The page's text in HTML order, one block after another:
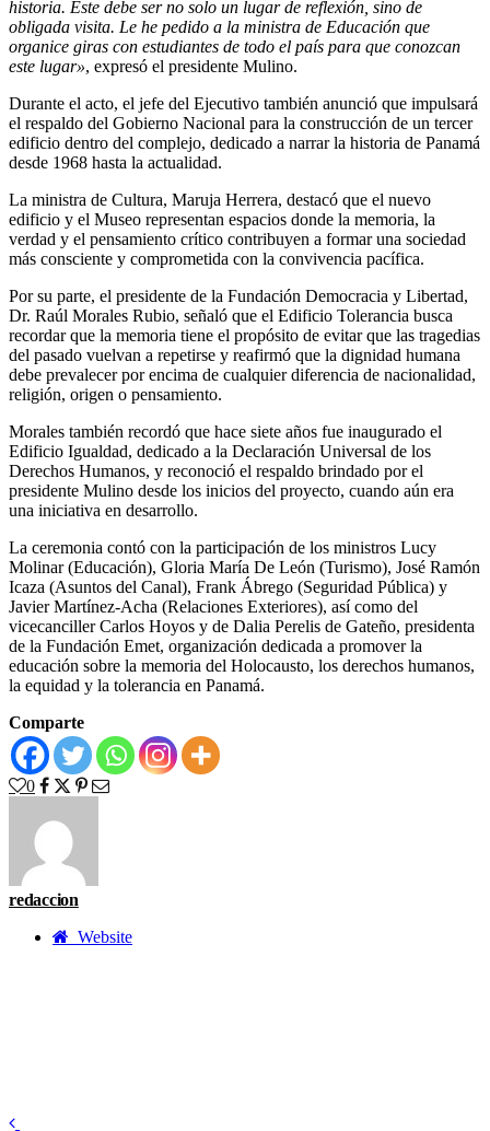
historia. Este debe ser no solo un lugar de reflexión, sino de
obligada visita. Le he pedido a la ministra de Educación que
organice giras con estudiantes de todo el país para que conozcan
este lugar», expresó el presidente Mulino.
Durante el acto, el jefe del Ejecutivo también anunció que impulsará
el respaldo del Gobierno Nacional para la construcción de un tercer
edificio dentro del complejo, dedicado a narrar la historia de Panamá
desde 1968 hasta la actualidad.
La ministra de Cultura, Maruja Herrera, destacó que el nuevo
edificio y el Museo representan espacios donde la memoria, la
verdad y el pensamiento crítico contribuyen a formar una sociedad
más consciente y comprometida con la convivencia pacífica.
Por su parte, el presidente de la Fundación Democracia y Libertad,
Dr. Raúl Morales Rubio, señaló que el Edificio Tolerancia busca
recordar que la memoria tiene el propósito de evitar que las tragedias
del pasado vuelvan a repetirse y reafirmó que la dignidad humana
debe prevalecer por encima de cualquier diferencia de nacionalidad,
religión, origen o pensamiento.
Morales también recordó que hace siete años fue inaugurado el
Edificio Igualdad, dedicado a la Declaración Universal de los
Derechos Humanos, y reconoció el respaldo brindado por el
presidente Mulino desde los inicios del proyecto, cuando aún era
una iniciativa en desarrollo.
La ceremonia contó con la participación de los ministros Lucy
Molinar (Educación), Gloria María De León (Turismo), José Ramón
Icaza (Asuntos del Canal), Frank Ábrego (Seguridad Pública) y
Javier Martínez-Acha (Relaciones Exteriores), así como del
vicecanciller Carlos Hoyos y de Dalia Perelis de Gateño, presidenta
de la Fundación Emet, organización dedicada a promover la
educación sobre la memoria del Holocausto, los derechos humanos,
la equidad y la tolerancia en Panamá.
Comparte
0
redaccion
Website